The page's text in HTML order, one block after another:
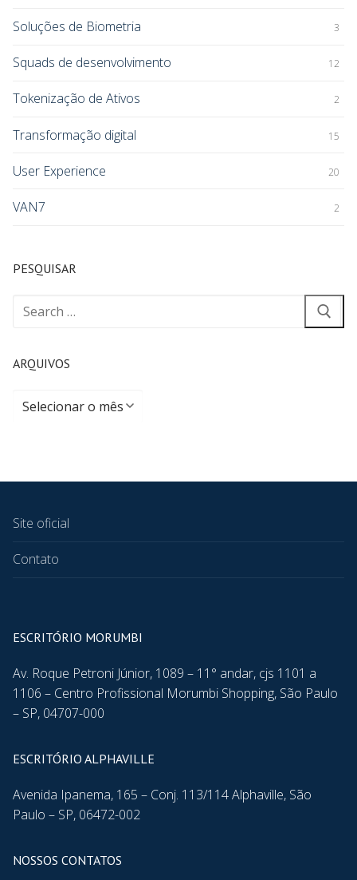
Soluções de Biometria 3
Squads de desenvolvimento 12
Tokenização de Ativos 2
Transformação digital 15
User Experience 20
VAN7 2
PESQUISAR
ARQUIVOS
Site oficial
Contato
ESCRITÓRIO MORUMBI
Av. Roque Petroni Júnior, 1089 – 11° andar, cjs 1101 a
1106 – Centro Profissional Morumbi Shopping, São Paulo
– SP, 04707-000
ESCRITÓRIO ALPHAVILLE
Avenida Ipanema, 165 – Conj. 113/114 Alphaville, São
Paulo – SP, 06472-002
NOSSOS CONTATOS